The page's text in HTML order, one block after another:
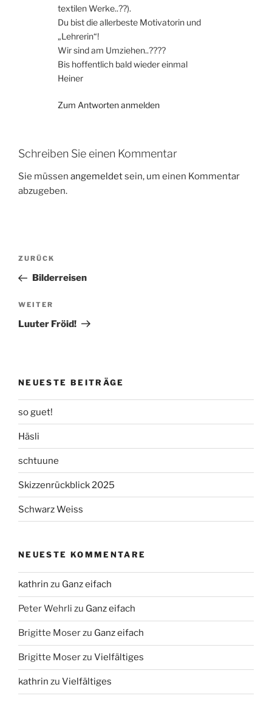
textilen Werke..??).
Du bist die allerbeste Motivatorin und
„Lehrerin“!
Wir sind am Umziehen..????
Bis hoffentlich bald wieder einmal
Heiner
Zum Antworten anmelden
Schreiben Sie einen Kommentar
Sie müssen angemeldetsein, um einen Kommentar
abzugeben.
Beitragsnavigation
Vorheriger
Beitrag
ZURÜCK
Bilderreisen
Nächster
Beitrag
WEITER
Luuter Fröid!
NEUESTE BEITRÄGE
so guet!
Häsli
schtuune
Skizzenrückblick 2025
Schwarz Weiss
NEUESTE KOMMENTARE
kathrin zu Ganz eifach
Peter Wehrli zu Ganz eifach
Brigitte Moserzu Ganz eifach
Brigitte Moserzu Vielfältiges
kathrin zu Vielfältiges